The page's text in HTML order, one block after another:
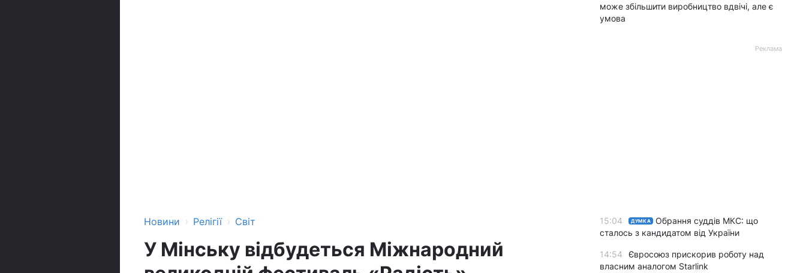
Новини › Релігії › Світ
У Мінську відбудеться Міжнародний
може збільшити виробництво вдвічі, але є
умова
Реклама
15:04 ДУМКА
Обрання суддів МКС: що
сталось з кандидатом від України
14:54
Євросоюз прискорив роботу над
власним аналогом Starlink